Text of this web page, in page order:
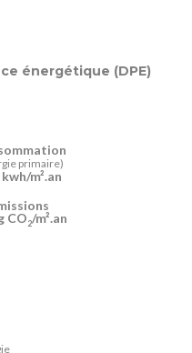
énergétique (DPE)
primaire)
m².an
CO2/m².an